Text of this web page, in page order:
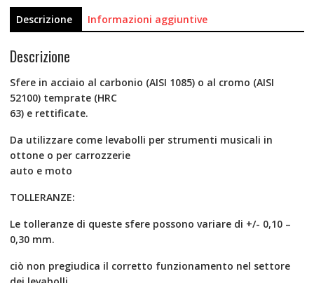
Descrizione Informazioni aggiuntive
Descrizione
Sfere in acciaio al carbonio (AISI 1085) o al cromo (AISI
52100) temprate (HRC
63) e rettificate.
Da utilizzare come levabolli per strumenti musicali in
ottone o per carrozzerie
auto e moto
TOLLERANZE:
Le tolleranze di queste sfere possono variare di +/- 0,10 –
0,30 mm.
ciò non pregiudica il corretto funzionamento nel settore